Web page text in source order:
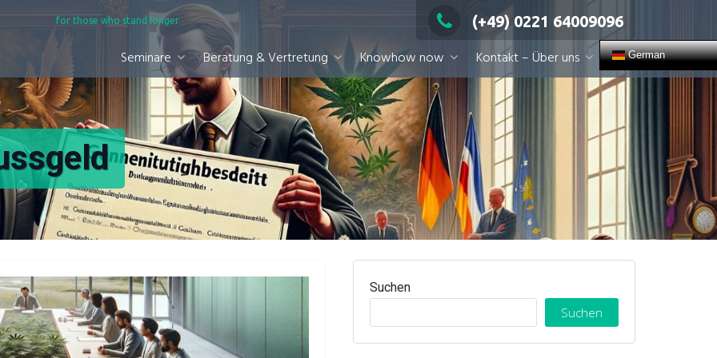
for those who stand longer (+49) 0221 64009096
Seminare Beratung & Vertretung Knowhow now Kontakt – Über uns German
Suchen
Suchen